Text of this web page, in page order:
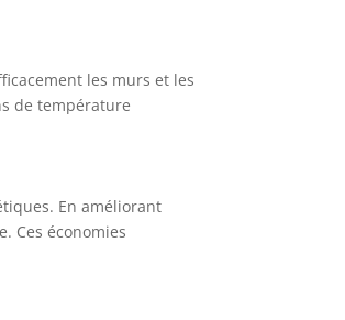
les murs et les
de température
En améliorant
Ces économies